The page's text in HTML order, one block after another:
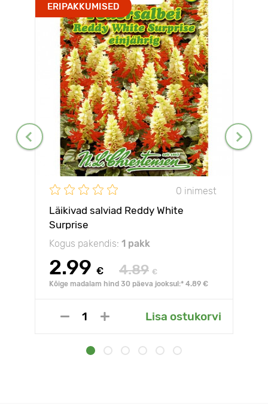
ERIPAKKUMISED
0 inimest
Läikivad salviad Reddy White
Surprise
Kogus pakendis: 1 pakk
2.99 € 4.89 €
Kõige madalam hind 30 päeva jooksul:* 4.89 €
Lisa ostukorvi